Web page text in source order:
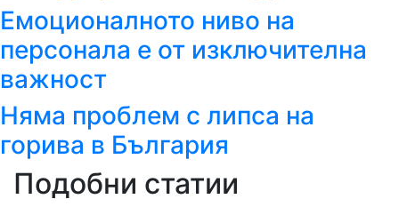
Емоционалното ниво на
персонала е от изключителна
важност
Няма проблем с липса на
горива в България
Подобни статии